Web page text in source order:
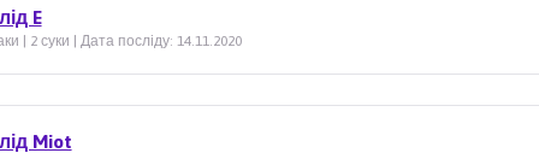
E
| 2 суки | Дата посліду: 14.11.2020
Miot